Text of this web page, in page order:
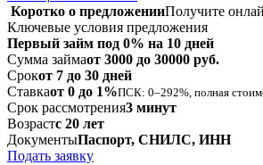
Коротко о предложенииПолучите
Ключевые условия предложения
Первый займ под 0% на 10 дней
Сумма займаот 3000 до 30000 руб.
Срокот 7 до 30 дней
Ставкаот 0 до 1%ПСК: 0–292%, полная
Срок рассмотрения3 минут
Возрастс 20 лет
ДокументыПаспорт, СНИЛС, ИНН
Подать заявку